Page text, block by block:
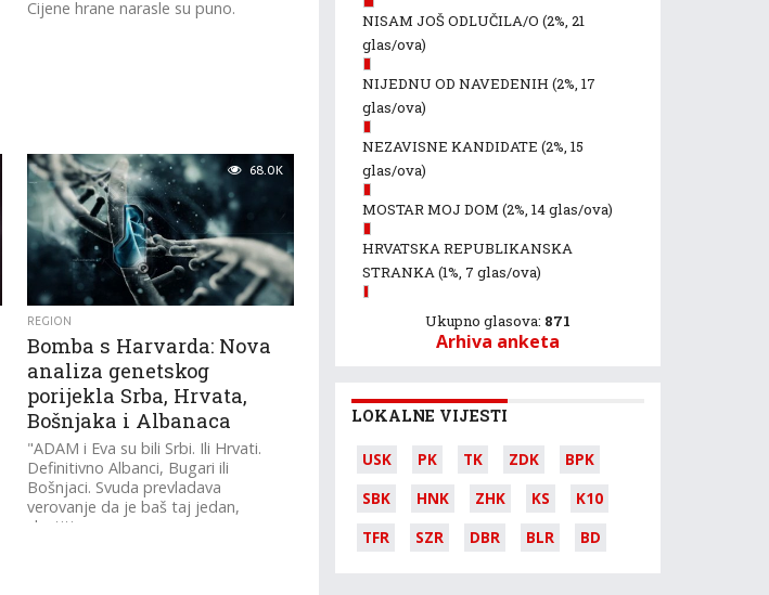
Cijene hrane narasle su puno.
68.0K
REGION
Bomba s Harvarda: Nova
analiza genetskog
porijekla Srba, Hrvata,
Bošnjaka i Albanaca
"ADAM i Eva su bili Srbi. Ili Hrvati.
Definitivno Albanci, Bugari ili
Bošnjaci. Svuda prevladava
verovanje da je baš taj jedan,
vlastiti...
NISAM JOŠ ODLUČILA/O (2%, 21
glas/ova)
NIJEDNU OD NAVEDENIH (2%, 17
glas/ova)
NEZAVISNE KANDIDATE (2%, 15
glas/ova)
MOSTAR MOJ DOM (2%, 14 glas/ova)
HRVATSKA REPUBLIKANSKA
STRANKA(1%, 7 glas/ova)
Ukupno glasova: 871
Arhiva anketa
LOKALNE VIJESTI
USK PK TK ZDK
BPK
SBK
HNK ZHK KS
K10
TFR
SZR DBR BLR BD